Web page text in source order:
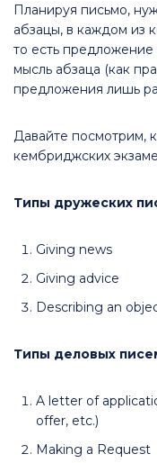
Планируя письмо,
абзацы, в каждом из
то есть
мысль абзаца (как
предложения лишь
Давайте посмотрим,
кембриджских
Типы дружеских
Giving news
Giving advice
Describing an
Типы деловых
A letter of
offer, etc.)
Making a Request